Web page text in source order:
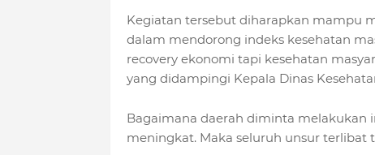
Kegiatan tersebut diharapkan mampu
dalam mendorong indeks kesehatan
recovery ekonomi tapi kesehatan
yang didampingi Kepala Dinas
Bagaimana daerah diminta melakukan
meningkat. Maka seluruh unsur terlibat